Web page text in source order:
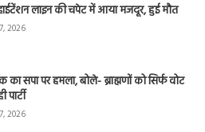
लाइन की चपेट में आया मजदूर, हुई मौत
2026
का सपा पर हमला, बोले- ब्राह्मणों को सिर्फ वोट
2026